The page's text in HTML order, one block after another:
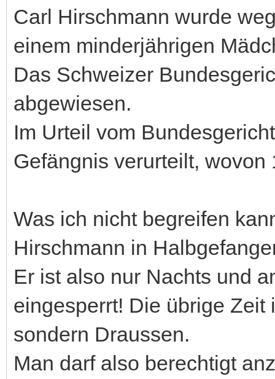
Carl Hirschmann wurde
einem minderjährigen
Das Schweizer
abgewiesen.
Im Urteil vom
Gefängnis verurteilt,
Was ich nicht begreifen
Hirschmann in
Er ist also nur Nachts und
eingesperrt! Die übrige
sondern Draussen.
Man darf also berechtigt